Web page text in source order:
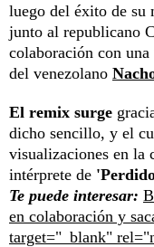
luego del éxito de su
junto al republicano
colaboración con
del venezolano
El remix surge
dicho sencillo, y el
visualizaciones en la
intérprete de
Te puede interesar:
en colaboración y
target="_blank"